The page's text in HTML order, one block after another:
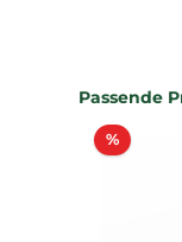
Passende
%Rabatt